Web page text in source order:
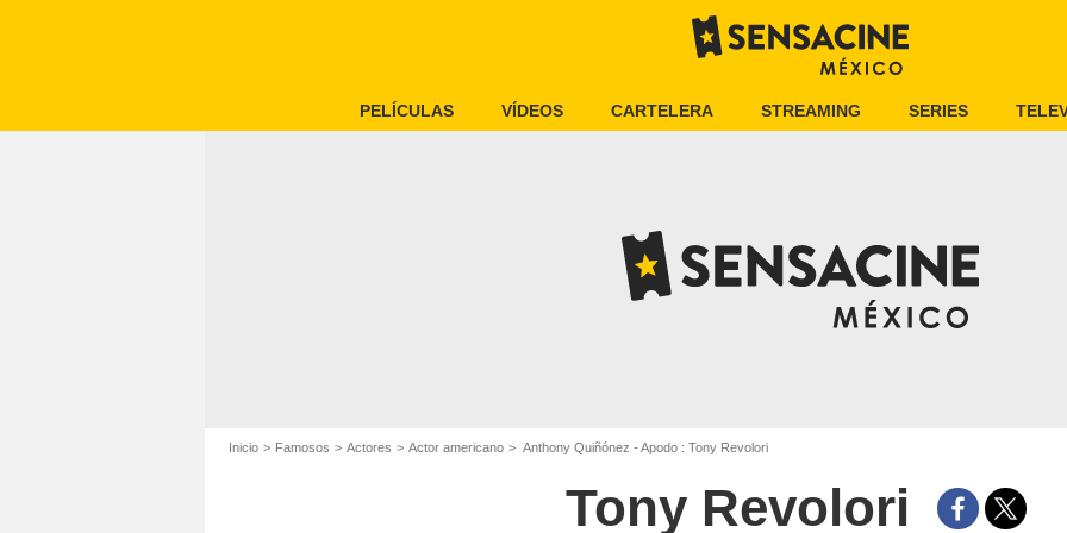
PELÍCULAS VÍDEOS CARTELERA STREAMING SERIES
Inicio Famosos Actores Actor americano Anthony Quiñónez - Apodo : Tony Revolori
Tony Revolori